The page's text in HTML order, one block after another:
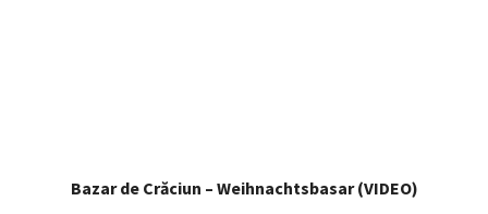
Bazar de Crăciun – Weihnachtsbasar (VIDEO)